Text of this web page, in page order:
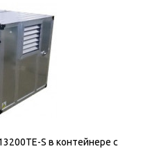
S в контейнере с